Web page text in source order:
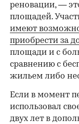
реновации, —
площадей.
имеют
приобрести за
площади и с
сравнению с
жильем либо
Если в момент
использовал
двух лет в